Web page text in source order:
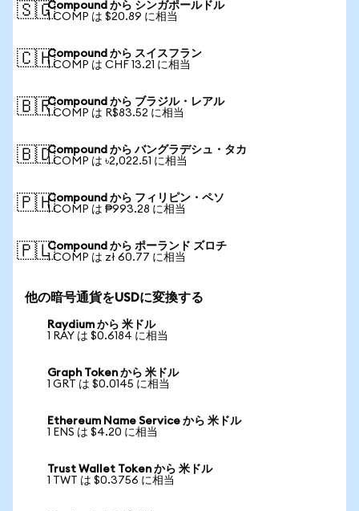
🇸🇬Compound から シンガポールドル
1 COMP は $20.89 に相当
🇨🇭Compound から スイスフラン
1 COMP は CHF 13.21 に相当
🇧🇷Compound から ブラジル・レアル
1 COMP は R$83.52 に相当
🇧🇩Compound から バングラデシュ・タカ
1 COMP は ৳2,022.51 に相当
🇵🇭Compound から フィリピン・ペソ
1 COMP は ₱993.28 に相当
🇵🇱Compound から ポーランド ズロチ
1 COMP は zł 60.77 に相当
他の暗号通貨をUSDに変換する
Raydium から 米ドル
1 RAY は $0.6184 に相当
Graph Token から 米ドル
1 GRT は $0.0145 に相当
Ethereum Name Service から 米ドル
1 ENS は $4.20 に相当
Trust Wallet Token から 米ドル
1 TWT は $0.3756 に相当